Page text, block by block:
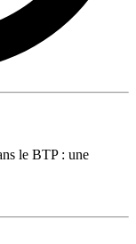
le BTP : une